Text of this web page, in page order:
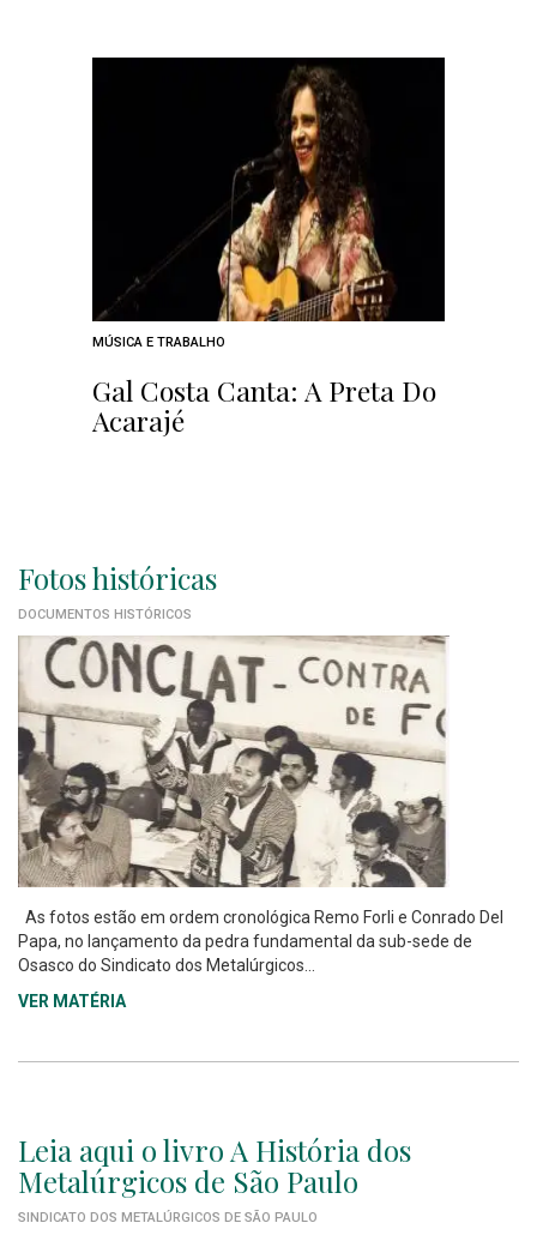
MÚSICA E TRABALHO
Gal Costa Canta: A Preta Do
Acarajé
Fotos históricas
DOCUMENTOS HISTÓRICOS
As fotos estão em ordem cronológica Remo Forli e Conrado Del
Papa, no lançamento da pedra fundamental da sub-sede de
Osasco do Sindicato dos Metalúrgicos...
VER MATÉRIA
Leia aqui o livro A História dos
Metalúrgicos de São Paulo
SINDICATO DOS METALÚRGICOS DE SÃO PAULO